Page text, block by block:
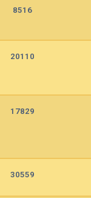
8516
20110
17829
30559